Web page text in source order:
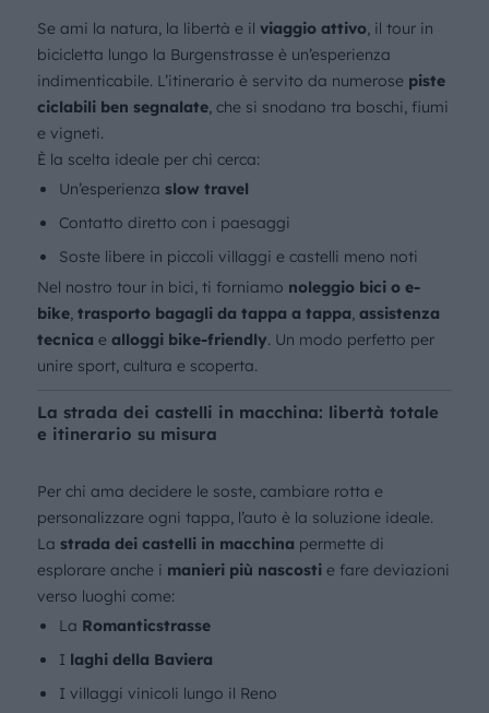
Se ami la natura, la libertà e il viaggio attivo, il tour in
bicicletta lungo la Burgenstrasse è un’esperienza
indimenticabile. L’itinerario è servito da numerose piste
ciclabili ben segnalate, che si snodano tra boschi, fiumi
e vigneti.
È la scelta ideale per chi cerca:
Un’esperienza slow travel
Contatto diretto con i paesaggi
Soste libere in piccoli villaggi e castelli meno noti
Nel nostro tour in bici, ti forniamo noleggio bici o e-
bike, trasporto bagagli da tappa a tappa, assistenza
tecnica e alloggi bike-friendly. Un modo perfetto per
unire sport, cultura e scoperta.
La strada dei castelli in macchina: libertà totale
e itinerario su misura
Per chi ama decidere le soste, cambiare rotta e
personalizzare ogni tappa, l’auto è la soluzione ideale.
La strada dei castelli in macchina permette di
esplorare anche i manieri più nascostie fare deviazioni
verso luoghi come:
La Romanticstrasse
I laghi della Baviera
I villaggi vinicoli lungo il Reno